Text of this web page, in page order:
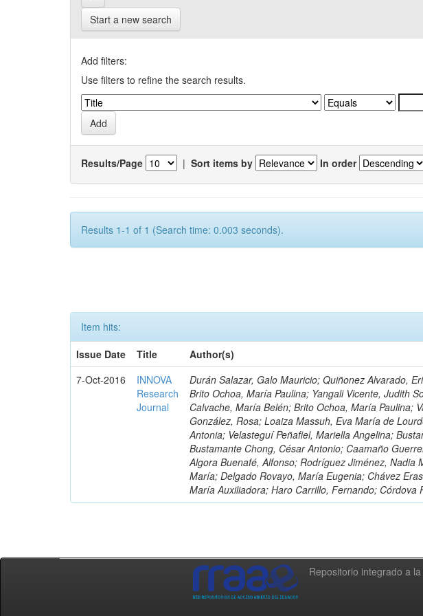
Start a new search
Add filters:
Use filters to refine the search results.
Results/Page | Sort items by In order
Results 1-1 of 1 (Search time: 0.003 seconds).
Item hits:
Issue Date
Title
Author(s)
7-Oct-2016
INNOVA
Research
Journal
Durán Salazar, Galo Mauricio; Quiñonez Alvarado,
Brito Ochoa, María Paulina; Yangali Vicente, Judith
Calvache, María Belén; Brito Ochoa, María Paulina;
González, Rosa; Loaiza Massuh, Eva María de
Antonia; Velasteguí Peñafiel, Mariella Angelina;
Bustamante Chong, César Antonio; Caamaño
Algora Buenafé, Alfonso; Rodríguez Jiménez,
María; Delgado Rovayo, María Eugenia; Chávez
María Auxiliadora; Haro Carrillo, Fernando; Córdova
Repositorio integrado a